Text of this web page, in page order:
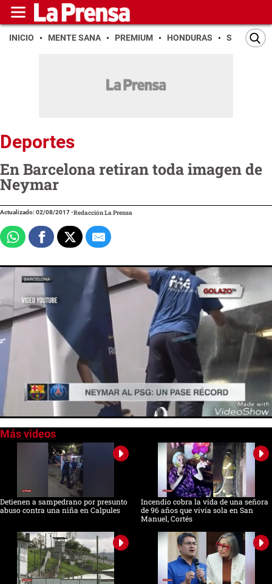
INICIO MENTE SANA PREMIUM HONDURAS SAN PEDRO
Deportes
En Barcelona retiran toda imagen de
Neymar
Actualizado: 02/08/2017-Redacción La Prensa
of
Detienen a sampedrano por presunto
abuso contra una niña en Calpules
Incendio cobra la vida de una señora
de 96 años que vivía sola en San
Manuel, Cortés